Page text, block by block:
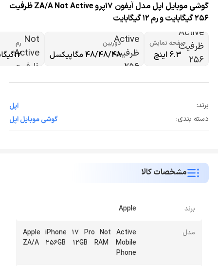
گوشی موبایل اپل مدل آیفون 17پرو ZA/A Not Active ظرفیت
256 گیگابایت و رم 12 گیگابایت
صفحه نمایش
۶.۳ اینچ
دوربین
48/48/48 مگاپیکسل
رم
12گیگابایت
برند:
اپل
دسته بندی:
گوشی موبایل اپل
مشخصات کالا
برند Apple
مدل
Apple iPhone 17 Pro Not Active
ZA/A 256GB 12GB RAM Mobile
Phone